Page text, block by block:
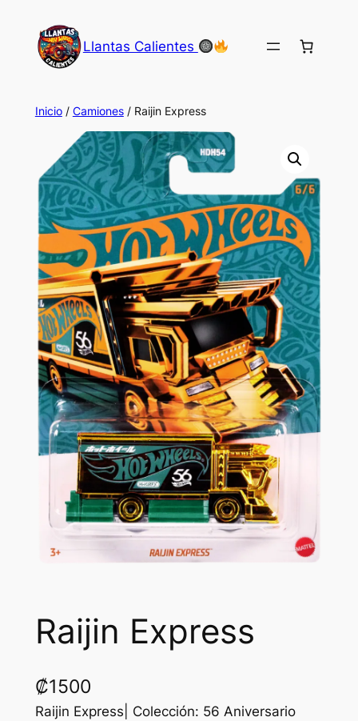
contenido
Llantas Calientes
Inicio/ Camiones/ Raijin Express
Raijin Express
₡1500
Raijin Express| Colección: 56 Aniversario